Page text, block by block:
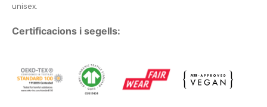
unisex.
Certificacions i segells: